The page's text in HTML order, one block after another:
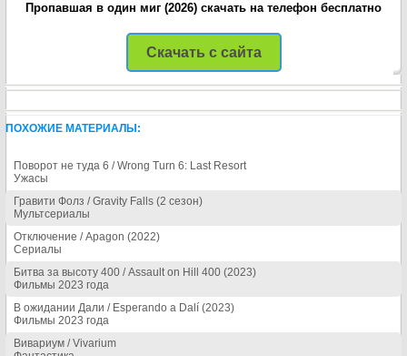
Пропавшая в один миг (2026) скачать на телефон бесплатно
Скачать с сайта
ПОХОЖИЕ МАТЕРИАЛЫ:
Поворот не туда 6 / Wrong Turn 6: Last Resort
Ужасы
Гравити Фолз / Gravity Falls (2 сезон)
Мультсериалы
Отключение / Apagon (2022)
Сериалы
Битва за высоту 400 / Assault on Hill 400 (2023)
Фильмы 2023 года
В ожидании Дали / Esperando a Dalí (2023)
Фильмы 2023 года
Вивариум / Vivarium